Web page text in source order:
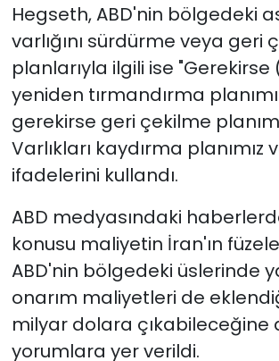
Hegseth, ABD'nin bölgedeki
varlığını sürdürme veya geri
planlarıyla ilgili ise "Gerekirse
yeniden tırmandırma
gerekirse geri çekilme
Varlıkları kaydırma planımız
ifadelerini kullandı.
ABD medyasındaki
konusu maliyetin İran'ın
ABD'nin bölgedeki üslerinde
onarım maliyetleri de
milyar dolara çıkabileceğine
yorumlara yer verildi.